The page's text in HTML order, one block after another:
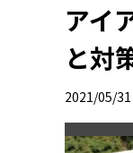
アイ
と対
2021/05/31